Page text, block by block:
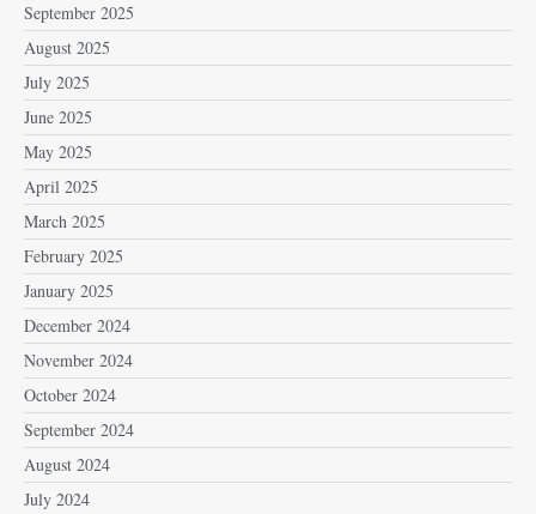
September 2025
August 2025
July 2025
June 2025
May 2025
April 2025
March 2025
February 2025
January 2025
December 2024
November 2024
October 2024
September 2024
August 2024
July 2024